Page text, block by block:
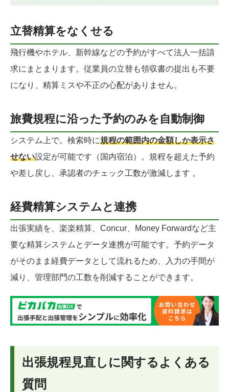
立替精算をなくせる
飛行機やホテル、新幹線などの予約がすべて法人一括請
求にまとまります。従業員の立替も領収書の提出も不要
になり、精算ミスや不正の心配がありません。
旅費規程に沿った予約のみを自動制御
システム上で。検索時に規程の範囲内の金額しか表示さ
せない設定が可能です（国内宿泊）。規程を超えた予約
や差し戻し、承認者のチェック工数が激減します 。
経費精算システムと連携
出張実績を、楽楽精算、Concur、Money Forwardなど主
要な精算システムとデータ連携が可能です。予約データ
がそのまま経費データとして流れるため、入力の手間が
減り、管理部門の工数を削減することができます。
出張規程見直しに関するよくある
質問